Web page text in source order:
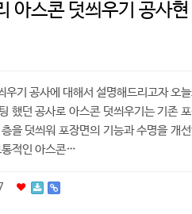
아스콘 덧씌우기 공사현
우기 공사에 대해서 설명해드리고자 오
했던 공사로 아스콘 덧씌우기는 기존
을 덧씌워 포장면의 기능과 수명을 개
통적인 아스콘…